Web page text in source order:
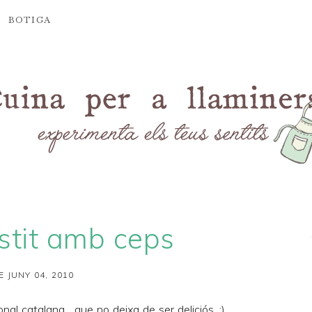
BOTIGA
amb ceps
JUNY 04, 2010
catalana... que no deixa de ser deliciós. ;)